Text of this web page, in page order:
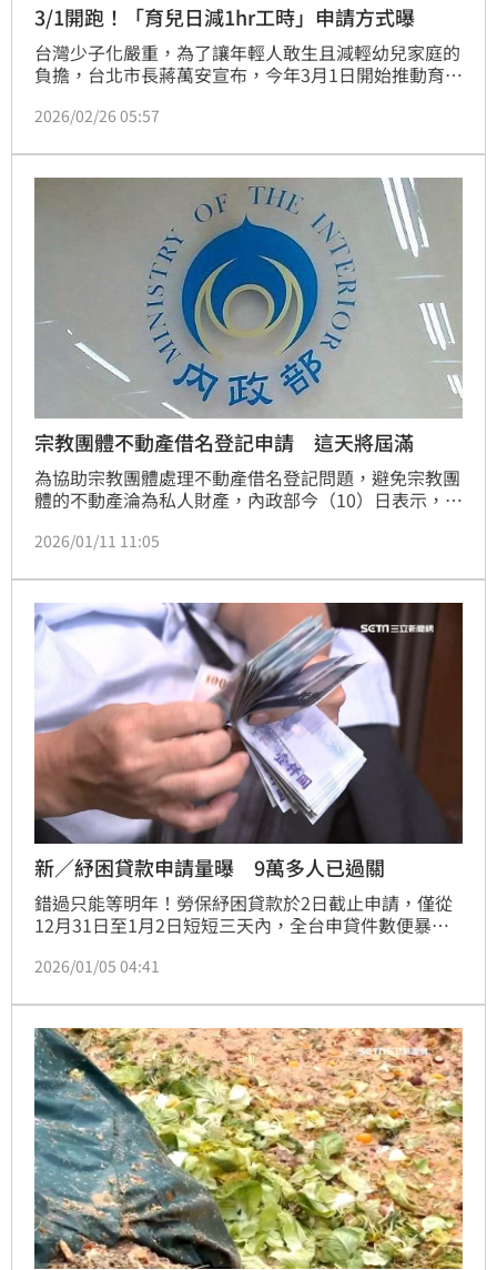
3/1開跑！「育兒日減1hr工時」申請方式曝
台灣少子化嚴重，為了讓年輕人敢生且減輕幼兒家庭的
負擔，台北市長蔣萬安宣布，今年3月1日開始推動育兒
企業在不減薪的情況下，讓這些家長每天可以減少1小
請資格及方式一次看。
2026/02/26 05:57
宗教團體不動產借名登記申請 這天將屆滿
為協助宗教團體處理不動產借名登記問題，避免宗教團
體的不動產淪為私人財產，內政部今（10）日表示，政
暫行條例」（以下簡稱暫行條例），有關不動產權利歸
體把握最後申請期限，及早申辦，以保護宗教團體所有
財產，維護自身權益。
2026/01/11 11:05
新／紓困貸款申請量曝 9萬多人已過關
錯過只能等明年！勞保紓困貸款於2日截止申請，僅從
12月31日至1月2日短短三天內，全台申貸件數便暴增
核准金額已達97億703萬元。
2026/01/05 04:41